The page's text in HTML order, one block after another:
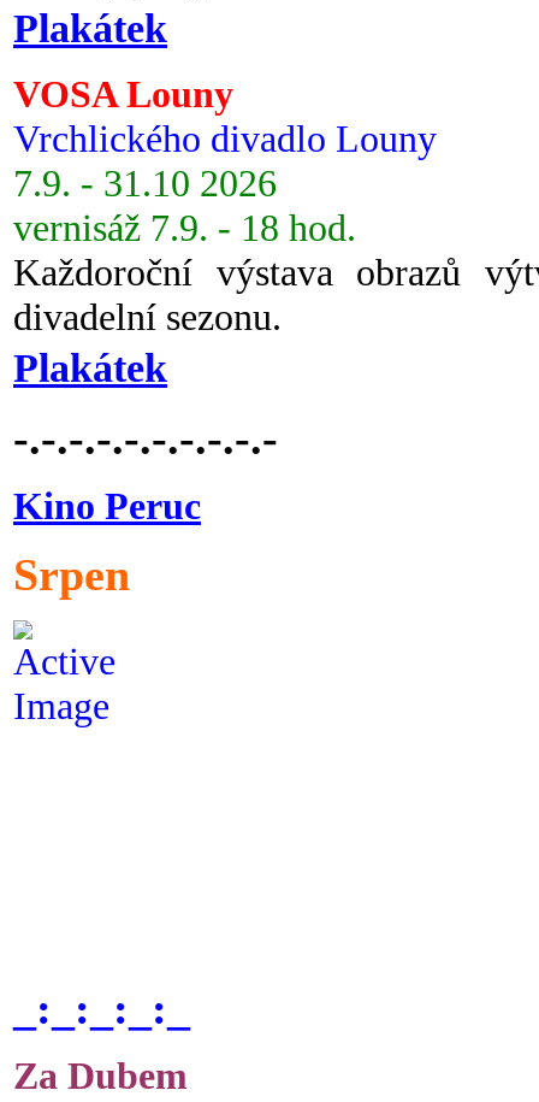
Plakátek
VOSA Louny
Vrchlického divadlo Louny
7.9. - 31.10 2026
vernisáž 7.9. - 18 hod.
Každoroční výstava obrazů
divadelní sezonu.
Plakátek
-.-.-.-.-.-.-.-.-.-
Kino Peruc
Srpen
_:_:_:_:_
Za Dubem